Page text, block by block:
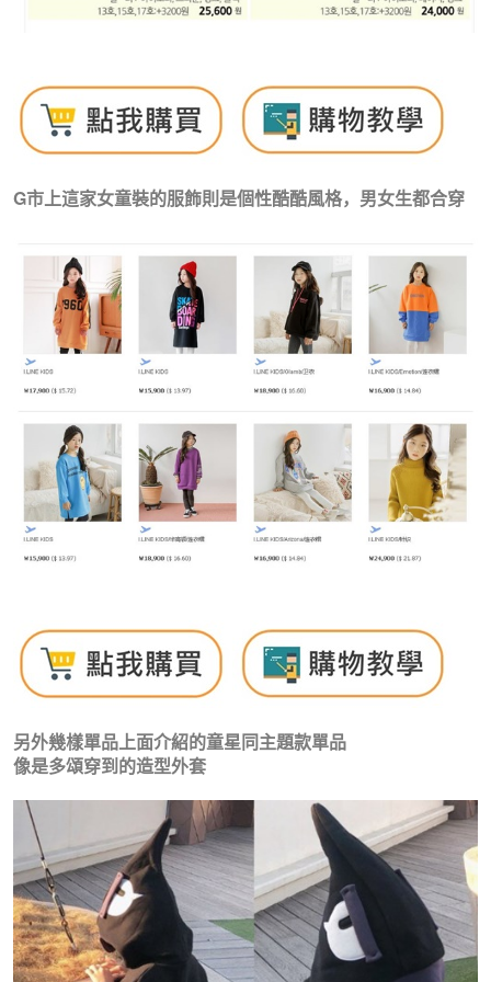
G市上這家女童裝的服飾則是個性酷酷風格，男女生都合穿
另外幾樣單品上面介紹的童星同主題款單品
像是多頌穿到的造型外套